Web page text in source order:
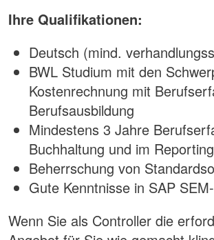
Ihre Qualifikationen:
Deutsch (mind.
BWL Studium mit den
Kostenrechnung mit
Berufsausbildung
Mindestens 3 Jahre
Buchhaltung und im Reporting
Beherrschung von
Gute Kenntnisse in SAP
Wenn Sie als Controller die